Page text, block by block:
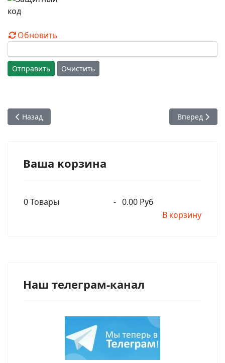
Обновить
Отправить Очистить
Предыдущий: Фильм "Исповедь"
Назад Следующий:
Вперед
Ваша корзина
0Товары - 0.00 Руб
В корзину
Наш телеграм-канал